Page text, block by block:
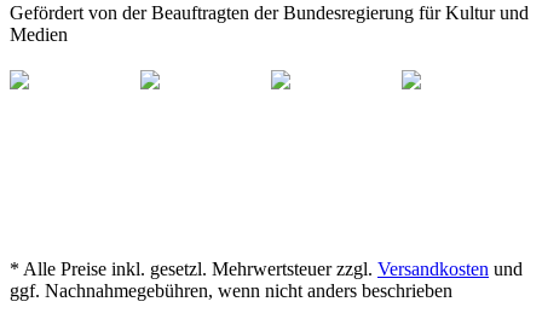
Gefördert von der Beauftragten der Bundesregierung für Kultur und
Medien
* Alle Preise inkl. gesetzl. Mehrwertsteuer zzgl. Versandkosten und
ggf. Nachnahmegebühren, wenn nicht anders beschrieben